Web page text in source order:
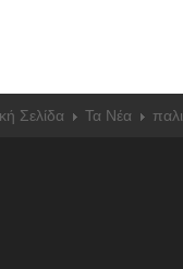
Σελίδα Τα Νέα